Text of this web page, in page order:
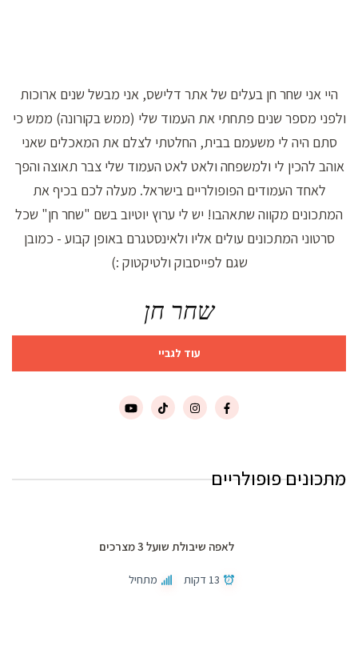
היי אני שחר חן בעלים של אתר דלישס, אני מבשל שנים ארוכות
ולפני מספר שנים פתחתי את העמוד שלי (ממש בקורונה) ממש כי
סתם היה לי משעמם בבית, החלטתי לצלם את המאכלים שאני
אוהב להכין לי ולמשפחה ולאט לאט העמוד שלי צבר תאוצה והפך
לאחד העמודים הפופולריים בישראל. מעלה לכם בכיף את
המתכונים מקווה שתאהבו! יש לי ערוץ יוטיוב בשם "שחר חן" שכל
סרטוני המתכונים עולים אליו ולאינסטגרם באופן קבוע - כמובן
שגם לפייסבוק ולטיקטוק :)
שחר חן
עוד לגביי
מתכונים פופולריים
לאפה שיבולת שועל 3 מצרכים
13 דקות מתחיל